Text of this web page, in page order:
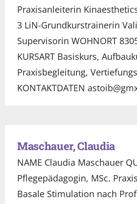
Praxisanleiterin
3 LiN-Grundkurstrainerin
Supervisorin WOHNORT
KURSART Basiskurs,
Praxisbegleitung,
KONTAKTDATEN
Maschauer, Claudia
NAME Claudia Maschauer
Pflegepädagogin, MSc.
Basale Stimulation nach